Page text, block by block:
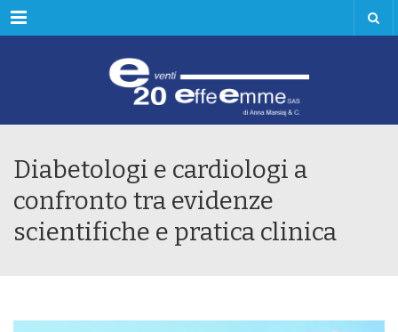
Menu
Diabetologi e cardiologi a
confronto tra evidenze
scientifiche e pratica clinica